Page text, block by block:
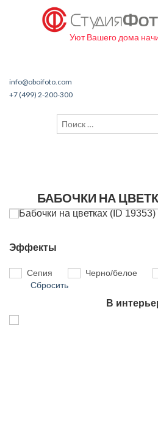
Уют Вашего дома
info@oboifoto.com
+7 (499) 2-200-300
БАБОЧКИ НА
Эффекты
Сепия Черно/белое
Сбросить
В